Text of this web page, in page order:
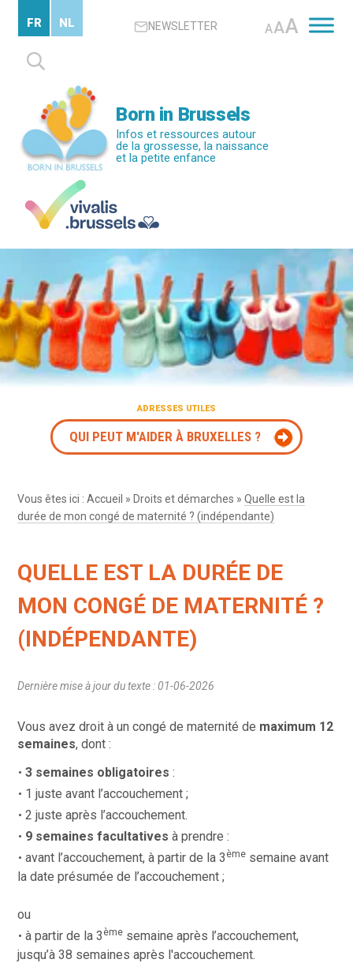
contenu
principal
NEWSLETTER AAA
Rechercher :
FR NL
Born in Brussels
Infos et ressources autour
de la grossesse, la naissance
et la petite enfance
ADRESSES UTILES
QUI PEUT M'AIDER À BRUXELLES ?
Vous êtes ici :Accueil » Droits et démarches »Quelle est la
durée de mon congé de maternité ? (indépendante)
QUELLE EST LA DURÉE DE
MON CONGÉ DE MATERNITÉ ?
(INDÉPENDANTE)
Dernière mise à jour du texte : 01-06-2026
Vous avez droit à un congé de maternité de maximum 12
semaines, dont :
3 semaines obligatoires:
1 juste avant l’accouchement ;
2 juste après l’accouchement.
9 semaines facultativesà prendre :
avant l’accouchement, à partir de la 3 ème semaine avant
la date présumée de l’accouchement ;
ou
à partir de la 3 ème semaine après l’accouchement,
jusqu’à 38 semaines après l'accouchement.